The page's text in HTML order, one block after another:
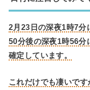
2月23日の深夜1時7分
50分後の深夜1時56分
確定しています。
これだけでも凄いです